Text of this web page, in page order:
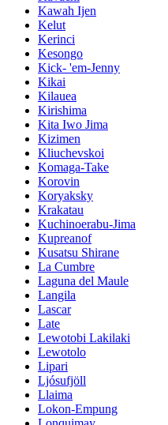
Kawah Ijen
Kelut
Kerinci
Kesongo
Kick- 'em-Jenny
Kikai
Kilauea
Kirishima
Kita Iwo Jima
Kizimen
Kliuchevskoi
Komaga-Take
Korovin
Koryaksky
Krakatau
Kuchinoerabu-Jima
Kupreanof
Kusatsu Shirane
La Cumbre
Laguna del Maule
Langila
Lascar
Late
Lewotobi Lakilaki
Lewotolo
Lipari
Ljósufjöll
Llaima
Lokon-Empung